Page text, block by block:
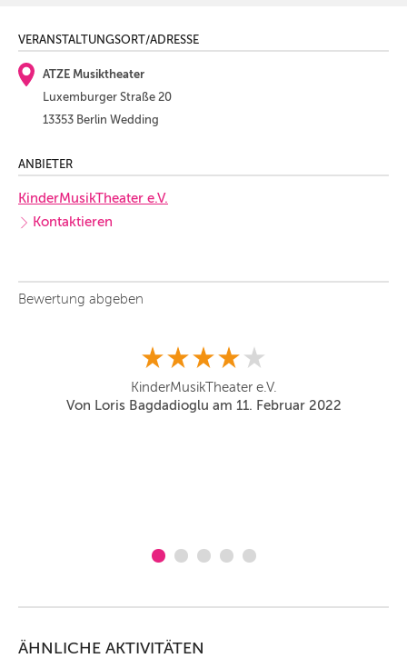
VERANSTALTUNGSORT/ADRESSE
ATZE Musiktheater
Luxemburger Straße 20
13353 Berlin Wedding
ANBIETER
KinderMusikTheater e.V.
Kontaktieren
Bewertung abgeben
KinderMusikTheater e.V.
Von Loris Bagdadioglu am 11. Februar 2022
ÄHNLICHE AKTIVITÄTEN